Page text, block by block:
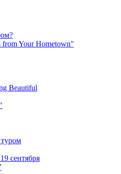
from Your Hometown"
Beautiful
сентября